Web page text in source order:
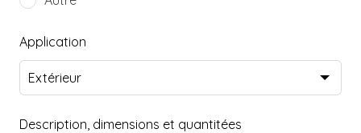
Application
Description, dimensions et quantitées